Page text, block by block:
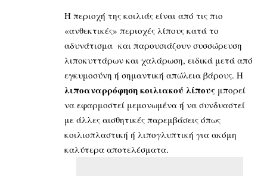
Η περιοχή της κοιλιάς είναι από τις πιο
«ανθεκτικές» περιοχές λίπους κατά το
αδυνάτισμα και παρουσιάζουν συσσώρευση
λιποκυττάρων και χαλάρωση, ειδικά μετά από
εγκυμοσύνη ή σημαντική απώλεια βάρους. Η
λιποαναρρόφηση κοιλιακού λίπους μπορεί
να εφαρμοστεί μεμονωμένα ή να συνδυαστεί
με άλλες αισθητικές παρεμβάσεις όπως
κοιλιοπλαστική ή λιπογλυπτική για ακόμη
καλύτερα αποτελέσματα.